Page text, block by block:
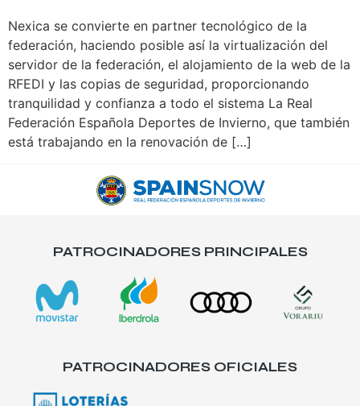
Nexica se convierte en partner tecnológico de la
federación, haciendo posible así la virtualización del
servidor de la federación, el alojamiento de la web de la
RFEDI y las copias de seguridad, proporcionando
tranquilidad y confianza a todo el sistema La Real
Federación Española Deportes de Invierno, que también
está trabajando en la renovación de […]
PATROCINADORES PRINCIPALES
PATROCINADORES OFICIALES